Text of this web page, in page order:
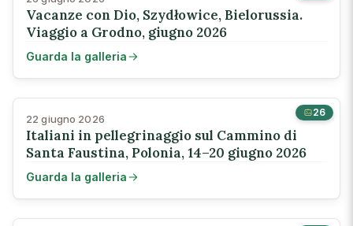
Vacanze con Dio, Szydłowice, Bielorussia.
Viaggio a Grodno, giugno 2026
Guarda la galleria
26
22 giugno 2026
Italiani in pellegrinaggio sul Cammino di
Santa Faustina, Polonia, 14–20 giugno 2026
Guarda la galleria